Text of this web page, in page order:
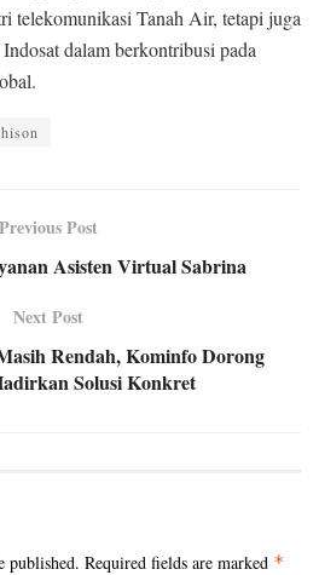
telekomunikasi Tanah Air, tetapi juga
dalam berkontribusi pada
Previous Post
Asisten Virtual Sabrina
Next Post
Rendah, Kominfo Dorong
Solusi Konkret
published. Required fields are marked *